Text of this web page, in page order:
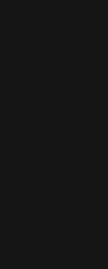
for Bakeris,
celebrates